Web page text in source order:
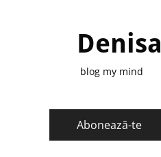
blog my mind
Primary
Menu
Abonează-te